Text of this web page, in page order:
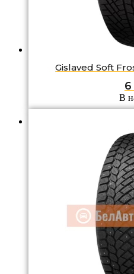
Gislaved Soft
В